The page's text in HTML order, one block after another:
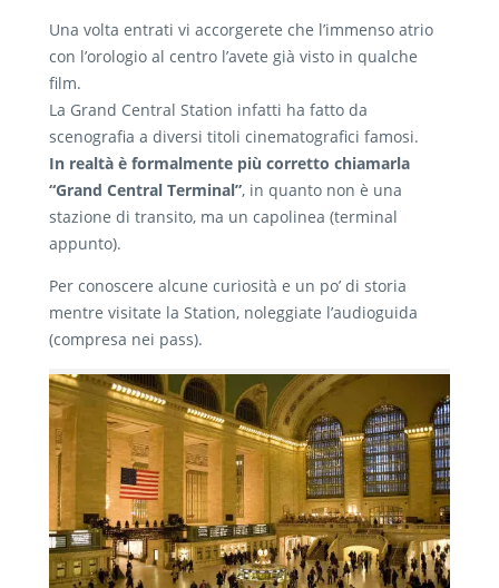
Una volta entrati vi accorgerete che l’immenso atrio
con l’orologio al centro l’avete già visto in qualche
film.
La Grand Central Station infatti ha fatto da
scenografia a diversi titoli cinematografici famosi.
In realtà è formalmente più corretto chiamarla
“Grand Central Terminal”, in quanto non è una
stazione di transito, ma un capolinea (terminal
appunto).
Per conoscere alcune curiosità e un po’ di storia
mentre visitate la Station, noleggiate l’audioguida
(compresa nei pass).